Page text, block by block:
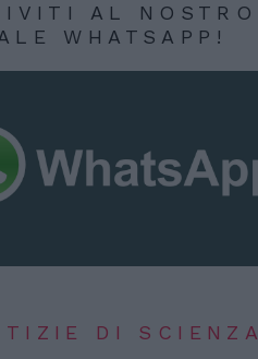
AL NOSTRO
WHATSAPP!
DI SCIENZA